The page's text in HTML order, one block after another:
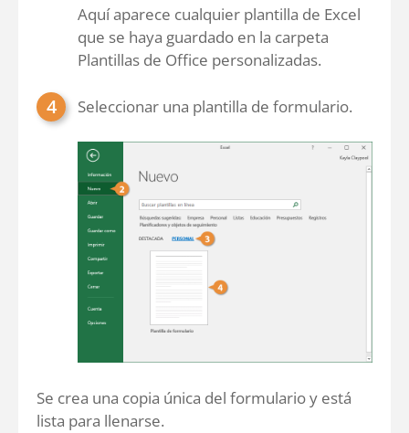
Aquí aparece cualquier plantilla de Excel
que se haya guardado en la carpeta
Plantillas de Office personalizadas.
Seleccionar una plantilla de formulario.
Se crea una copia única del formulario y está
lista para llenarse.